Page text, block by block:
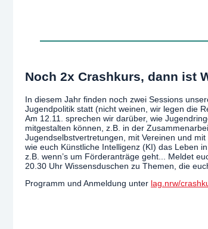
Noch 2x Crashkurs, dann ist
In diesem Jahr finden noch zwei Sessions
Jugendpolitik statt (nicht weinen, wir legen die
Am 12.11. sprechen wir darüber, wie
mitgestalten können, z.B. in der
Jugendselbstvertretungen, mit Vereinen und
wie euch Künstliche Intelligenz (KI) das Leben
z.B. wenn’s um Förderanträge geht... Meldet
20.30 Uhr Wissensduschen zu Themen, die
Programm und Anmeldung unter lag.nrw/